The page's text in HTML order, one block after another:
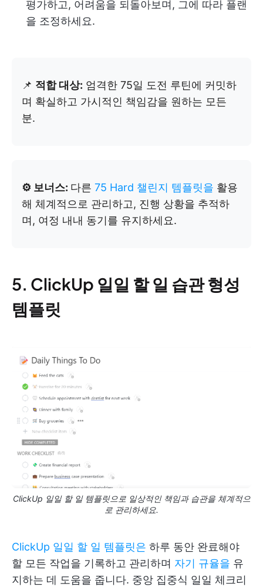
평가하고, 어려움을 되돌아보며, 그에 따라 플랜
을 조정하세요.
📌 적합 대상: 엄격한 75일 도전 루틴에 커밋하
며 확실하고 가시적인 책임감을 원하는 모든
분.
⚙️ 보너스: 다른 75 Hard 챌린지 템플릿을 활용
해 체계적으로 관리하고, 진행 상황을 추적하
며, 여정 내내 동기를 유지하세요.
5. ClickUp 일일 할 일 습관 형성
템플릿
ClickUp 일일 할 일 템플릿으로 일상적인 책임과 습관을 체계적으
로 관리하세요.
ClickUp 일일 할 일 템플릿은 하루 동안 완료해야
할 모든 작업을 기록하고 관리하며 자기 규율을 유
지하는 데 도움을 줍니다. 중앙 집중식 일일 체크리